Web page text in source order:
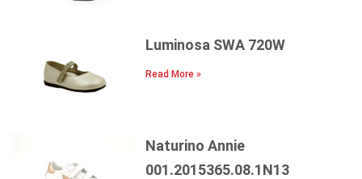
Luminosa SWA 720W
Read More »
Naturino Annie
001.2015365.08.1N13